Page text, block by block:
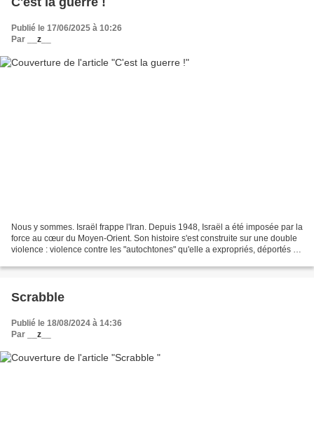
Publié le 17/06/2025 à 10:26
Par
__z__
Nous y sommes. Israël frappe l'Iran. Depuis 1948, Israël a été imposée par la
force au cœur du Moyen-Orient. Son histoire s'est construite sur une double
violence : violence contre les "autochtones" qu'elle a expropriés, déportés et
Scrabble
Publié le 18/08/2024 à 14:36
Par
__z__